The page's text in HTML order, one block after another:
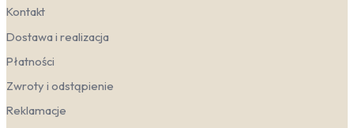
Kontakt
Dostawa i realizacja
Płatności
Zwroty i odstąpienie
Reklamacje